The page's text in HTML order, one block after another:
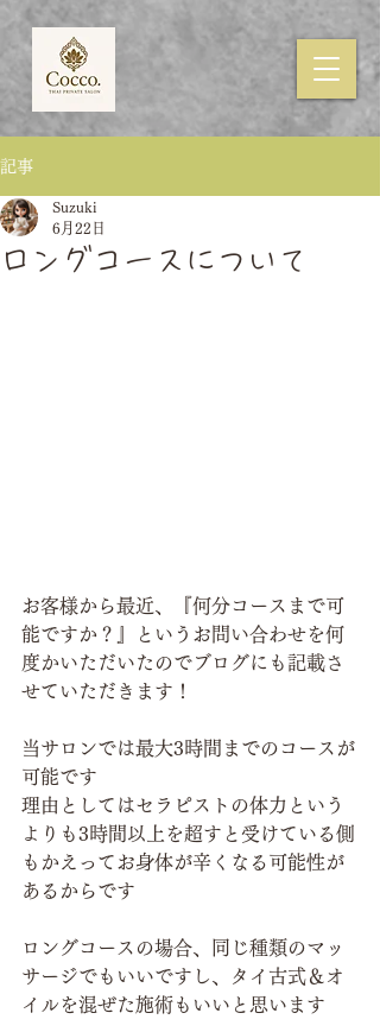
記事
ロングコースについて
Suzuki
6月22日
お客様から最近、『何分コースまで可
能ですか？』というお問い合わせを何
度かいただいたのでブログにも記載さ
せていただきます！
当サロンでは最大3時間までのコースが
可能です
理由としてはセラピストの体力という
よりも3時間以上を超すと受けている側
もかえってお身体が辛くなる可能性が
あるからです
ロングコースの場合、同じ種類のマッ
サージでもいいですし、タイ古式＆オ
イルを混ぜた施術もいいと思います